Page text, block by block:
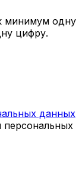
минимум одну
цифру.
данных
персональных